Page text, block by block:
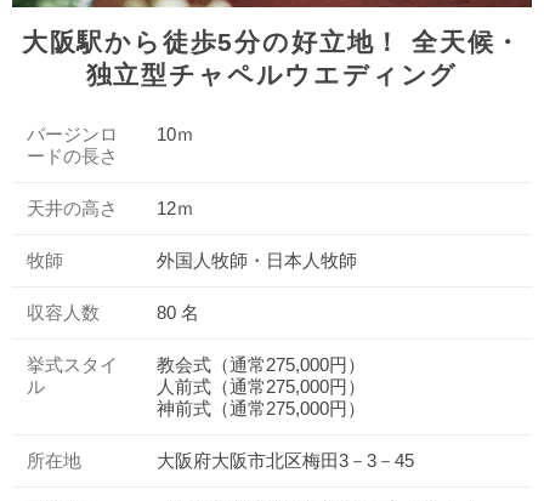
大阪駅から徒歩5分の好立地！ 全天候・
独立型チャペルウエディング
バージンロ
ードの長さ
10ｍ
天井の高さ 12ｍ
牧師 外国人牧師・日本人牧師
収容人数 80 名
挙式スタイ
ル
教会式（通常275,000円）
人前式（通常275,000円）
神前式（通常275,000円）
所在地 大阪府大阪市北区梅田3－3－45